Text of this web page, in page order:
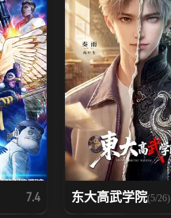
7.4 东大高武学院(5/26)